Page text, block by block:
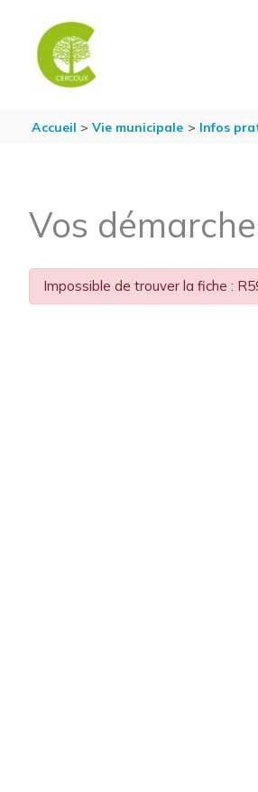
Accueil Vie municipale Infos
Vos
Impossible de trouver la fiche :